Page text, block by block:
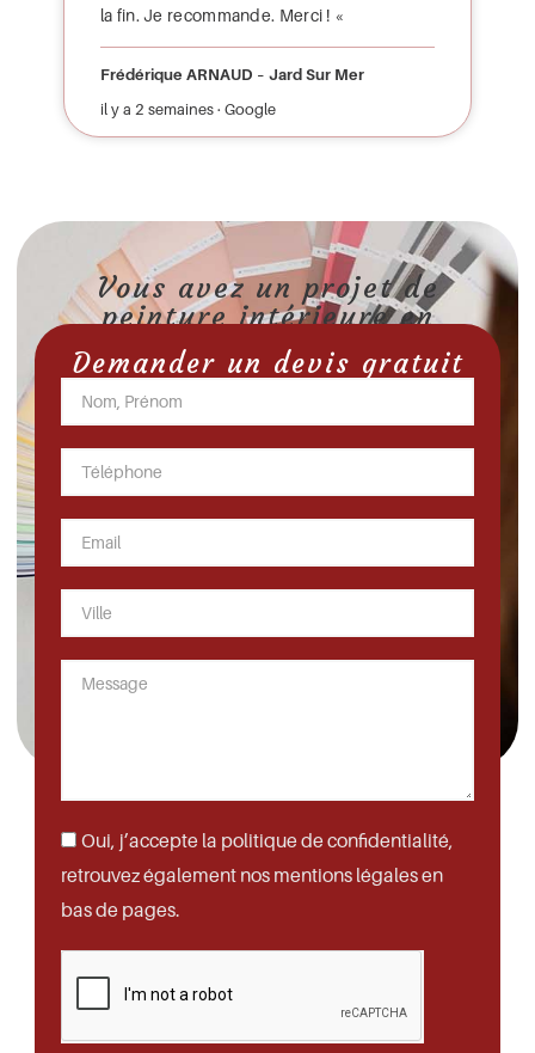
la fin. Je recommande. Merci ! «
Frédérique ARNAUD – Jard Sur Mer
il y a 2 semaines · Google
Vous avez un projet de
peinture intérieure en
Vendée ?
Devis gratuit en 24h, sans engagement
Demander un devis gratuit
Oui, j’accepte la politique de confidentialité,
retrouvez également nos mentions légales en
bas de pages.